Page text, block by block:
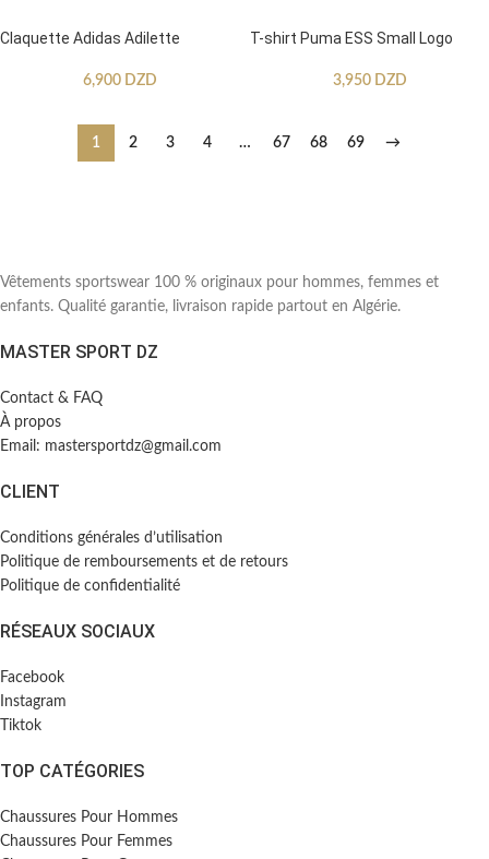
Claquette Adidas Adilette
6,900 DZD
T-shirt Puma ESS Small Logo
3,950 DZD
1 2 3 4 … 67 68 69 →
Vêtements sportswear 100 % originaux pour hommes, femmes et
enfants. Qualité garantie, livraison rapide partout en Algérie.
MASTER SPORT DZ
Contact & FAQ
À propos
Email: mastersportdz@gmail.com
CLIENT
Conditions générales d’utilisation
Politique de remboursements et de retours
Politique de confidentialité
RÉSEAUX SOCIAUX
Facebook
Instagram
Tiktok
TOP CATÉGORIES
Chaussures Pour Hommes
Chaussures Pour Femmes